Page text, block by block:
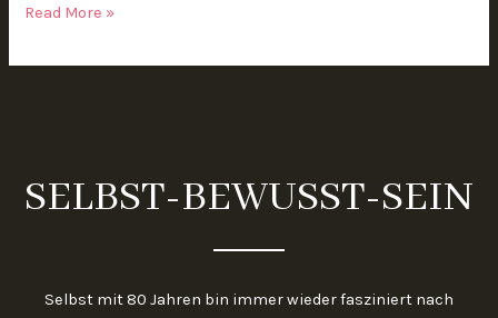
Read More »
SELBST-BEWUSST-SEIN
Selbst mit 80 Jahren bin immer wieder fasziniert nach